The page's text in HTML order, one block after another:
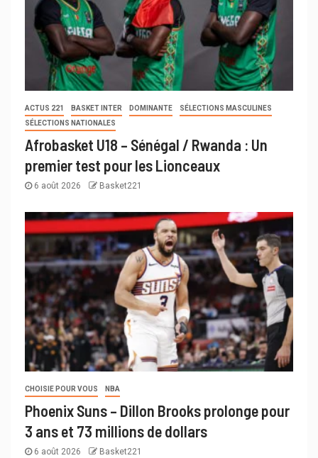
ACTUS 221 BASKET INTER DOMINANTE
SÉLECTIONS MASCULINES
SÉLECTIONS NATIONALES
Afrobasket U18 – Sénégal / Rwanda : Un
premier test pour les Lionceaux
6 août 2026 Basket221
CHOISIE POUR VOUS NBA
Phoenix Suns – Dillon Brooks prolonge pour
3 ans et 73 millions de dollars
6 août 2026 Basket221